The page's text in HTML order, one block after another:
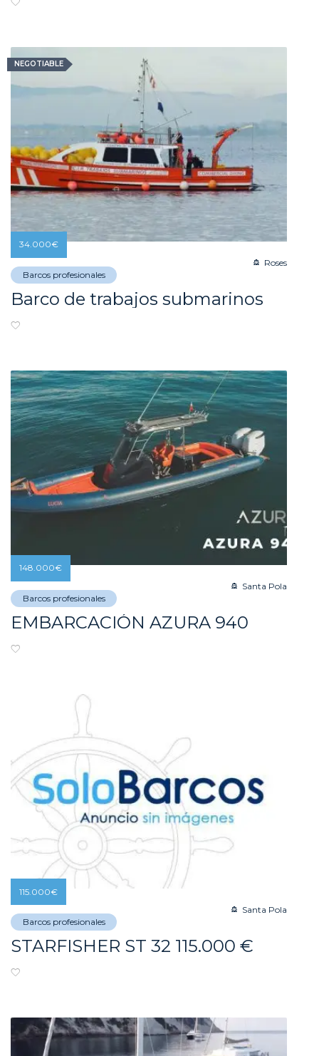
NEGOTIABLE
Barcos profesionales
Roses
Barco de trabajos submarinos
34.000€
Barcos profesionales
Santa Pola
EMBARCACIÓN AZURA 940
148.000€
Barcos profesionales
Santa Pola
STARFISHER ST 32 115.000 €
115.000€